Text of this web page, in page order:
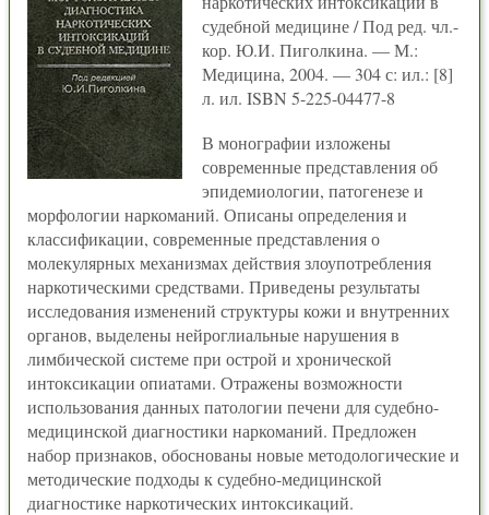
судебной медицине / Под ред. чл.-
кор. Ю.И. Пиголкина. — М.:
Медицина, 2004. — 304 с: ил.: [8]
л. ил. ISBN 5-225-04477-8
В монографии изложены
современные представления об
эпидемиологии, патогенезе и
морфологии наркоманий. Описаны определения и
классификации, современные представления о
молекулярных механизмах действия злоупотребления
наркотическими средствами. Приведены результаты
исследования изменений структуры кожи и внутренних
органов, выделены нейроглиальные нарушения в
лимбической системе при острой и хронической
интоксикации опиатами. Отражены возможности
использования данных патологии печени для судебно-
медицинской диагностики наркоманий. Предложен
набор признаков, обоснованы новые методологические и
методические подходы к судебно-медицинской
диагностике наркотических интоксикаций.